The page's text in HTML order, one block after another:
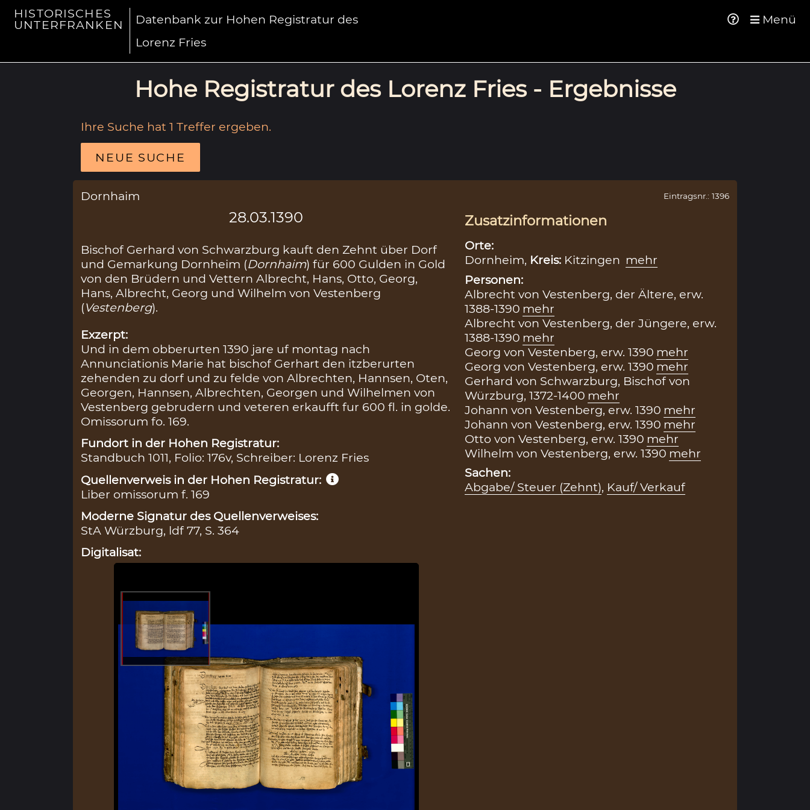
HISTORISCHES
UNTERFRANKEN
Datenbank zur Hohen Registratur des
Lorenz Fries
Menü
Hohe Registratur des Lorenz Fries - Ergebnisse
Ihre Suche hat 1 Treffer ergeben.
NEUE SUCHE
Dornhaim
28.03.1390
Bischof Gerhard von Schwarzburg kauft den Zehnt über Dorf
und Gemarkung Dornheim (Dornhaim) für 600 Gulden in Gold
von den Brüdern und Vettern Albrecht, Hans, Otto, Georg,
Hans, Albrecht, Georg und Wilhelm von Vestenberg
(Vestenberg).
Exzerpt:
Und in dem obberurten 1390 jare uf montag nach
Annunciationis Marie hat bischof Gerhart den itzberurten
zehenden zu dorf und zu felde von Albrechten, Hannsen, Oten,
Georgen, Hannsen, Albrechten, Georgen und Wilhelmen von
Vestenberg gebrudern und veteren erkaufft fur 600 fl. in golde.
Omissorum fo. 169.
Fundort in der Hohen Registratur:
Standbuch 1011, Folio: 176v, Schreiber: Lorenz Fries
Quellenverweis in der Hohen Registratur:
Liber omissorum f. 169
Moderne Signatur des Quellenverweises:
StA Würzburg, ldf 77, S. 364
Digitalisat:
Eintragsnr.: 1396
Zusatzinformationen
Orte:
Dornheim, Kreis: Kitzingen mehr
Personen:
Albrecht von Vestenberg, der Ältere, erw.
1388-1390 mehr
Albrecht von Vestenberg, der Jüngere, erw.
1388-1390 mehr
Georg von Vestenberg, erw. 1390 mehr
Georg von Vestenberg, erw. 1390 mehr
Gerhard von Schwarzburg, Bischof von
Würzburg, 1372-1400 mehr
Johann von Vestenberg, erw. 1390 mehr
Johann von Vestenberg, erw. 1390 mehr
Otto von Vestenberg, erw. 1390 mehr
Wilhelm von Vestenberg, erw. 1390 mehr
Sachen:
Abgabe/ Steuer (Zehnt), Kauf/ Verkauf